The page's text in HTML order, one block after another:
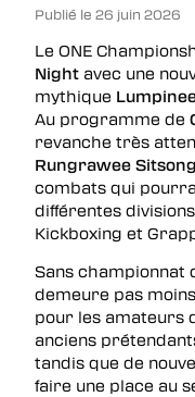
Publié le 26 juin 2026
Le ONE
Night avec une
mythique
Au programme de
revanche très
Rungrawee
combats qui
différentes
Kickboxing et
Sans championnat
demeure pas
pour les amateurs
anciens
tandis que de
faire une place au